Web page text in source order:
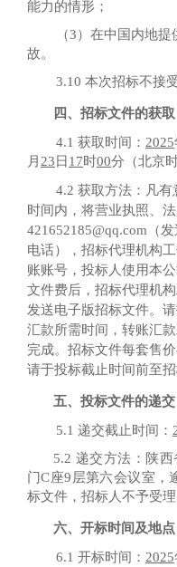
能力的情形；
（3）在中国内地提
故。
3.10 本次招标不接
四、招标文件的获取
4.1 获取时间： 2025
月 23 日 17时00分（北京
4.2 获取方法： 凡有
时间内，将营业执照、
421652185@qq.com（
电话）， 招标代理机构
账账号， 投标人 使用本
文件费后， 招标代理机
发送电子版招标文件。
汇款所需时间，转账汇
完成。招标文件每套售价
请于投标截止时间前至
五、投标文件的递交
5.1 递交截止时间：
5.2 递交方法： 陕
门C座9层第六会议室，
标文件，招标人不予受
六、开标时间及地点
6.1 开标时间： 2025